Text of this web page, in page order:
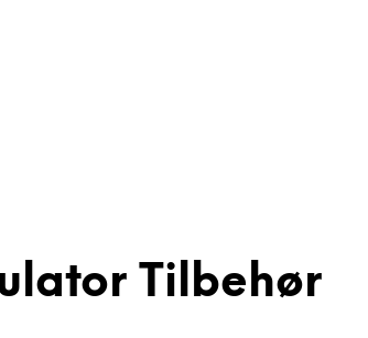
Tilbehør